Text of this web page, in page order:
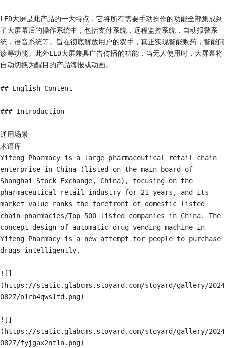
LED大屏是此产品的一大特点，它将所有需要手动操作的功能全部集成到
了大屏幕后的操作系统中，包括支付系统，远程监控系统，自动报警系
统，语音系统等。旨在彻底解放用户的双手，真正实现智能购药，智能问
诊等功能。此外LED大屏兼具广告传播的功能，当无人使用时，大屏幕将
自动切换为醒目的产品海报或动画。
## English Content
### Introduction
通用场景
术语库
Yifeng Pharmacy is a large pharmaceutical retail chain
enterprise in China (listed on the main board of
Shanghai Stock Exchange, China), focusing on the
pharmaceutical retail industry for 21 years, and its
market value ranks the forefront of domestic listed
chain pharmacies/Top 500 listed companies in China. The
concept design of automatic drug vending machine in
Yifeng Pharmacy is a new attempt for people to purchase
drugs intelligently.
![]
(https://static.glabcms.stoyard.com/stoyard/gallery/2024
0827/o1rb4qws1td.png)
![]
(https://static.glabcms.stoyard.com/stoyard/gallery/2024
0827/fyjgax2nt1n.png)